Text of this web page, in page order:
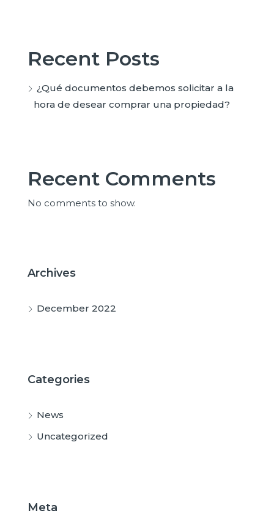
Recent Posts
¿Qué documentos debemos solicitar a la
hora de desear comprar una propiedad?
Recent Comments
No comments to show.
Archives
December 2022
Categories
News
Uncategorized
Meta